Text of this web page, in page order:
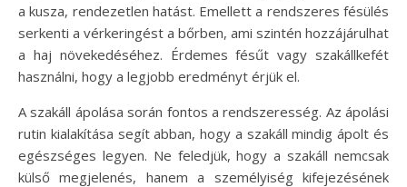
a kusza, rendezetlen hatást. Emellett a rendszeres fésülés
serkenti a vérkeringést a bőrben, ami szintén hozzájárulhat
a haj növekedéséhez. Érdemes fésűt vagy szakállkefét
használni, hogy a legjobb eredményt érjük el.
A szakáll ápolása során fontos a rendszeresség. Az ápolási
rutin kialakítása segít abban, hogy a szakáll mindig ápolt és
egészséges legyen. Ne feledjük, hogy a szakáll nemcsak
külső megjelenés, hanem a személyiség kifejezésének